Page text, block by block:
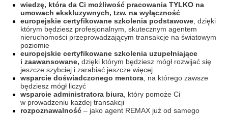
wiedzę, która da Ci możliwość pracowania TYLKO na
umowach ekskluzywnych, tzw. na wyłączność
europejskie certyfikowane szkolenia podstawowe , dzięki
którym będziesz profesjonalnym, skutecznym agentem
nieruchomości przeprowadzającym transakcje na światowym
poziomie
europejskie certyfikowane szkolenia uzupełniające
i zaawansowane, dzięki którym będziesz mógł rozwijać się
jeszcze szybciej i zarabiać jeszcze więcej
wsparcie doświadczonego mentora , na którego zawsze
będziesz mógł liczyć
wsparcie administratora biura , który pomoże Ci
w prowadzeniu każdej transakcji
rozpoznawalność – jako agent REMAX już od samego